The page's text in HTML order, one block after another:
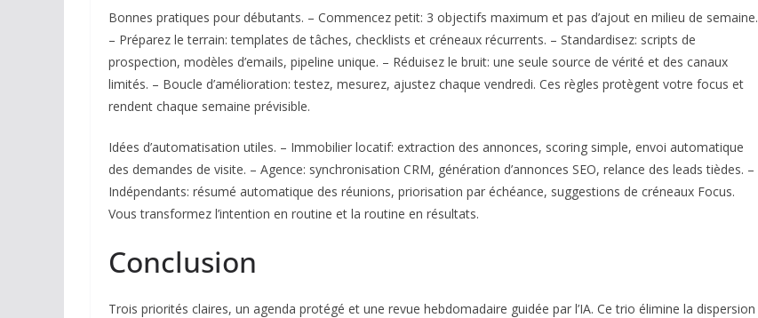
Bonnes pratiques pour débutants. – Commencez petit: 3 objectifs maximum et pas d’ajout en milieu de semaine.
– Préparez le terrain: templates de tâches, checklists et créneaux récurrents. – Standardisez: scripts de
prospection, modèles d’emails, pipeline unique. – Réduisez le bruit: une seule source de vérité et des canaux
limités. – Boucle d’amélioration: testez, mesurez, ajustez chaque vendredi. Ces règles protègent votre focus et
rendent chaque semaine prévisible.
Idées d’automatisation utiles. – Immobilier locatif: extraction des annonces, scoring simple, envoi automatique
des demandes de visite. – Agence: synchronisation CRM, génération d’annonces SEO, relance des leads tièdes. –
Indépendants: résumé automatique des réunions, priorisation par échéance, suggestions de créneaux Focus.
Vous transformez l’intention en routine et la routine en résultats.
Conclusion
Trois priorités claires, un agenda protégé et une revue hebdomadaire guidée par l’IA. Ce trio élimine la dispersion